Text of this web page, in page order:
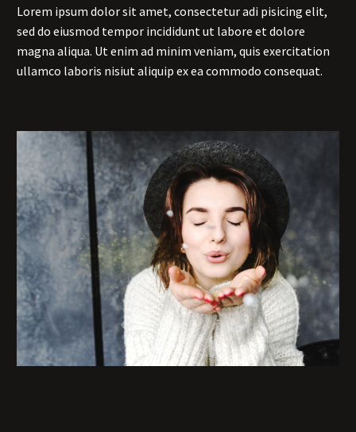
Lorem ipsum dolor sit amet, consectetur adi pisicing elit,
sed do eiusmod tempor incididunt ut labore et dolore
magna aliqua. Ut enim ad minim veniam, quis exercitation
ullamco laboris nisiut aliquip ex ea commodo consequat.